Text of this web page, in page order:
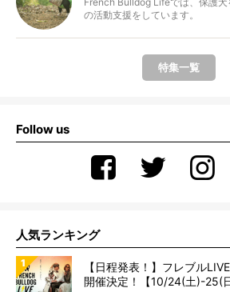
の活動支援をしています。
特集一覧
Follow us
人気ランキング
【日程発表！】フレブル
開催決定！【10/24(土)-25(日